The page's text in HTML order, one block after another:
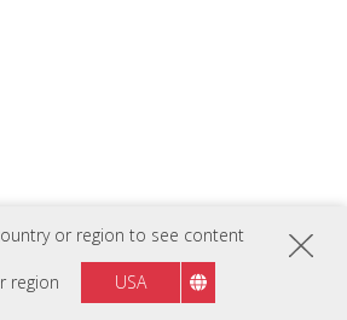
or region to see content
region USA